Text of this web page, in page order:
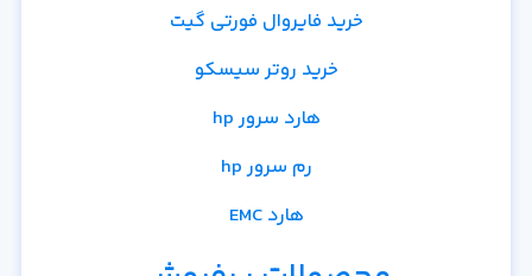
خرید فایروال فورتی گیت
خرید روتر سیسکو
هارد سرور hp
رم سرور hp
هارد EMC